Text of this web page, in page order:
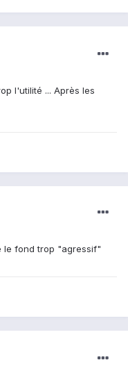
l'utilité ... Après les
le fond trop "agressif"